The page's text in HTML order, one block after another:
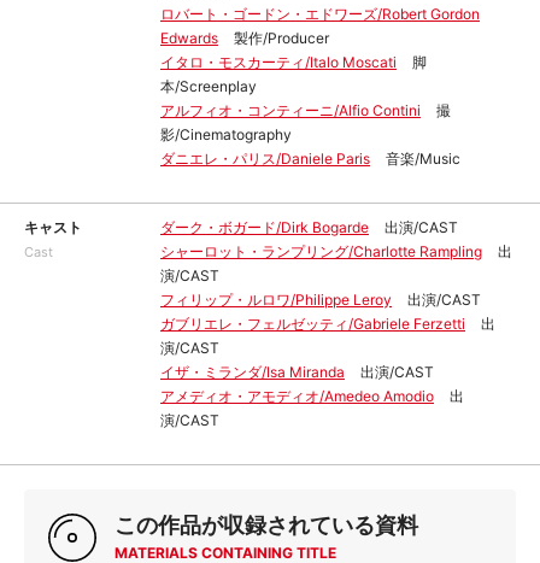
ロバート・ゴードン・エドワーズ/Robert Gordon
Edwards
製作/Producer
イタロ・モスカーティ/Italo Moscati
脚
本/Screenplay
アルフィオ・コンティーニ/Alfio Contini
撮
影/Cinematography
ダニエレ・パリス/Daniele Paris
音楽/Music
キャスト
Cast
ダーク・ボガード/Dirk Bogarde
出演/CAST
シャーロット・ランプリング/Charlotte Rampling
出
演/CAST
フィリップ・ルロワ/Philippe Leroy
出演/CAST
ガブリエレ・フェルゼッティ/Gabriele Ferzetti
出
演/CAST
イザ・ミランダ/Isa Miranda
出演/CAST
アメディオ・アモディオ/Amedeo Amodio
出
演/CAST
この作品が収録されている資料
MATERIALS CONTAINING TITLE